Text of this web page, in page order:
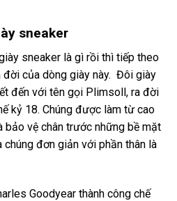
sneaker
sneaker là gì rồi thì tiếp theo
đời của dòng giày này. Đôi giày
đến với tên gọi Plimsoll, ra đời
kỷ 18. Chúng được làm từ cao
bảo vệ chân trước những bề mặt
đơn giản với phần thân là
Goodyear thành công chế